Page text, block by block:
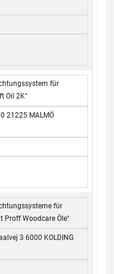
für
Oil 2K"
21225 MALMÖ
für
Proff Woodcare Öle"
3 6000 KOLDING